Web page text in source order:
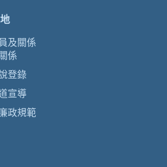
及關係
係
登錄
宣導
政規範